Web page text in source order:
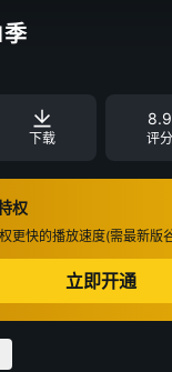
季
下载
8.9
评分
权
更快的播放速度(需最新版
立即开通